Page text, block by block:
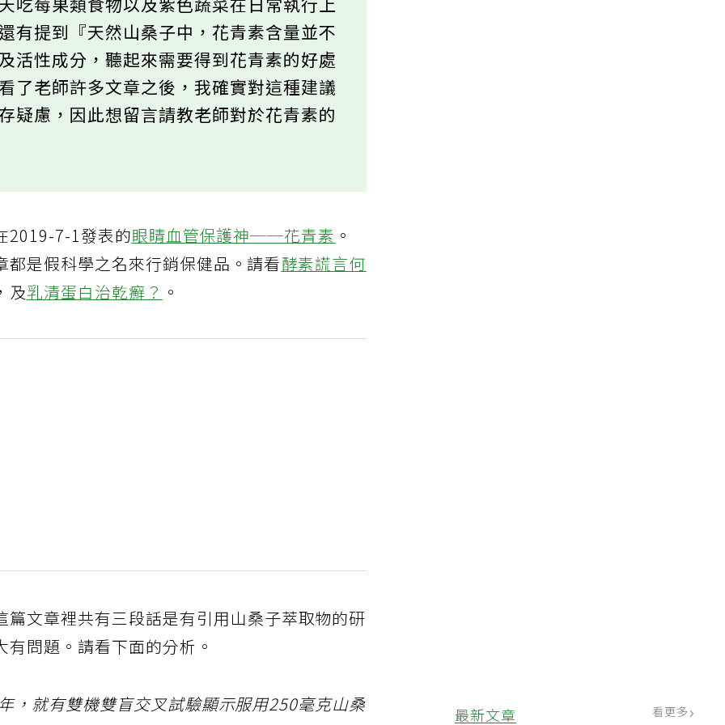
看更多
吃莓果類食物以及紫色蔬菜在日常執行上
有提到『天然山桑子中，花青素含量並不
活性成分，聽起來需要得到花青素的好處
了老師許多文章之後，我確實對這種建議
疑慮，因此想留言請教老師對於花青素的
2019-7-1發表的眼睛血管保護神──花青素 。
都是假科學之名來行銷保健品。請看酵素謊言何
及乳清蛋白治乾癬？ 。
篇文章裡共有三段話是有引用山桑子萃取物的研
問題。請看下面的分析。
，就有雙機雙盲交叉試驗顯示服用250毫克山桑